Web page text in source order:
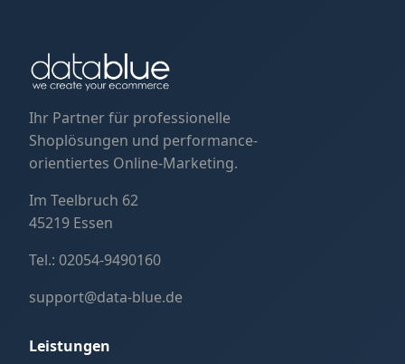
Ihr Partner für professionelle
Shoplösungen und performance-
orientiertes Online-Marketing.
Im Teelbruch 62
45219 Essen
Tel.: 02054-9490160
support@data-blue.de
Leistungen